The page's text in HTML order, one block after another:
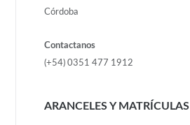
Córdoba
Contactanos
(+54) 0351 477 1912
ARANCELES Y MATRÍCULAS